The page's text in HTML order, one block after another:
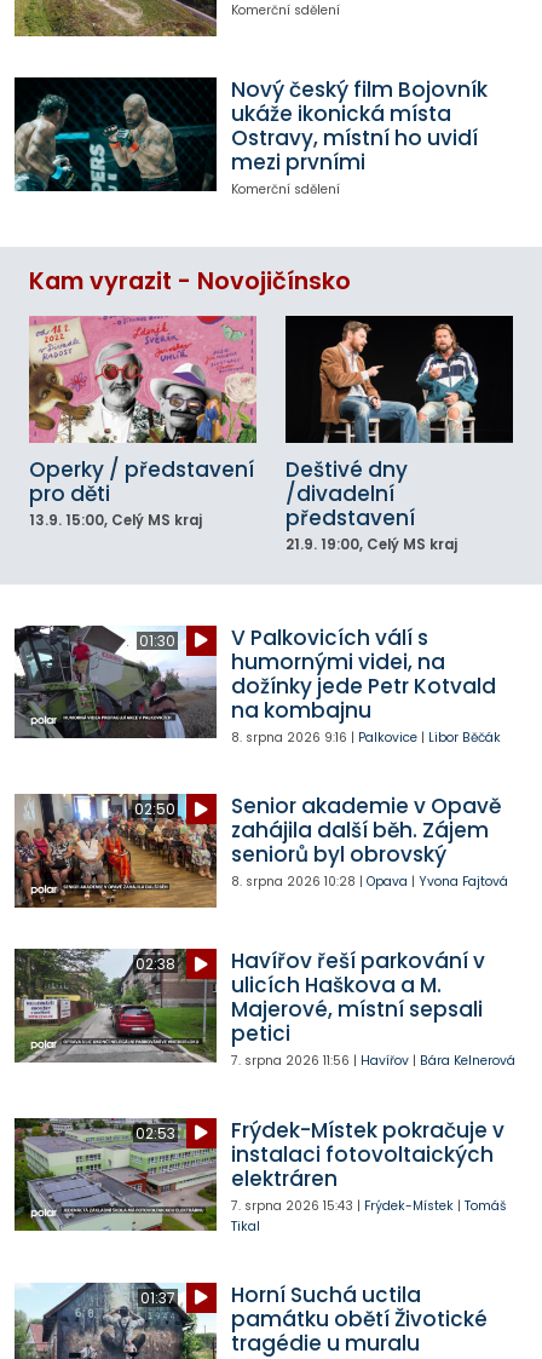
Komerční sdělení
Nový český film Bojovník
ukáže ikonická místa
Ostravy, místní ho uvidí
mezi prvními
Komerční sdělení
Kam vyrazit - Novojičínsko
Operky / představení
pro děti
13.9. 15:00, Celý MS kraj
Deštivé dny
/divadelní
představení
21.9. 19:00, Celý MS kraj
01:30
V Palkovicích válí s
humornými videi, na
dožínky jede Petr Kotvald
na kombajnu
8. srpna 2026 9:16 | Palkovice| Libor Běčák
02:50
Senior akademie v Opavě
zahájila další běh. Zájem
seniorů byl obrovský
8. srpna 2026 10:28 | Opava | Yvona Fajtová
02:38
Havířov řeší parkování v
ulicích Haškova a M.
Majerové, místní sepsali
petici
7. srpna 2026 11:56 | Havířov| Bára Kelnerová
02:53
Frýdek-Místek pokračuje v
instalaci fotovoltaických
elektráren
7. srpna 2026 15:43 | Frýdek-Místek| Tomáš
Tikal
01:37
Horní Suchá uctila
památku obětí Životické
tragédie u muralu